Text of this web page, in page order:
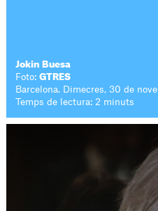
Jokin Buesa
Foto:GTRES
Barcelona. Dimecres, 30 de
Temps de lectura: 2 minuts